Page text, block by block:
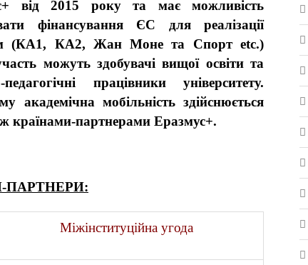
від 2015 року та має можливість
фінансування ЄС для реалізації
(КА1, КА2, Жан Моне та Спорт etc.)
можуть здобувачі вищої освіти та
педагогічні працівники університету.
академічна мобільність здійснюється
країнами-партнерами Еразмус+.
ПАРТНЕРИ:
Міжінституційна угода